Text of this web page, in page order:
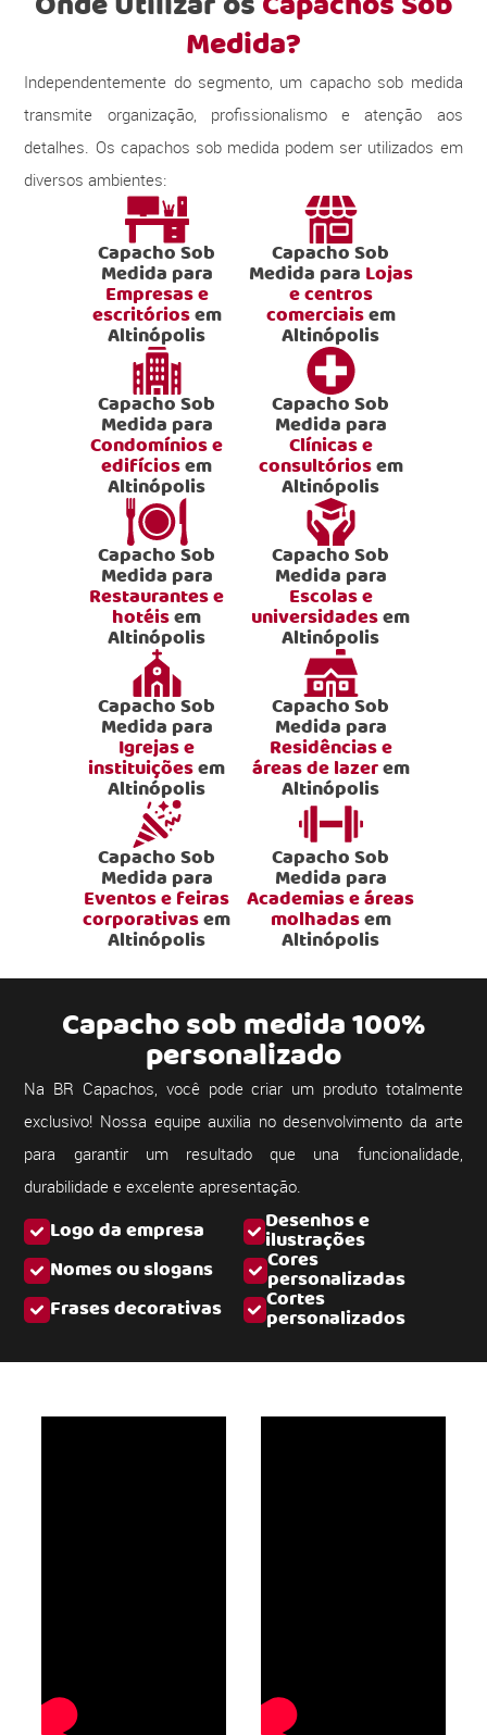
Medida?
Independentemente do segmento, um capacho sob medida
transmite organização, profissionalismo e atenção aos
detalhes. Os capachos sob medida podem ser utilizados em
diversos ambientes:
Capacho Sob
Medida para
Empresas e
escritóriosem
Altinópolis
Capacho Sob
Medida para Lojas
e centros
comerciaisem
Altinópolis
Capacho Sob
Medida para
Condomínios e
edifíciosem
Altinópolis
Capacho Sob
Medida para
Clínicas e
consultóriosem
Altinópolis
Capacho Sob
Medida para
Restaurantes e
hotéisem
Altinópolis
Capacho Sob
Medida para
Escolas e
universidadesem
Altinópolis
Capacho Sob
Medida para
Igrejas e
instituiçõesem
Altinópolis
Capacho Sob
Medida para
Residências e
áreas de lazerem
Altinópolis
Capacho Sob
Medida para
Eventos e feiras
corporativasem
Altinópolis
Capacho Sob
Medida para
Academias e áreas
molhadasem
Altinópolis
Logo da empresa Desenhos e
ilustrações
Nomes ou slogans
Cores
personalizadas
Frases decorativas
Cortes
personalizados
Capacho sob medida 100%
personalizado
Na BR Capachos, você pode criar um produto totalmente
exclusivo! Nossa equipe auxilia no desenvolvimento da arte
para garantir um resultado que una funcionalidade,
durabilidade e excelente apresentação.